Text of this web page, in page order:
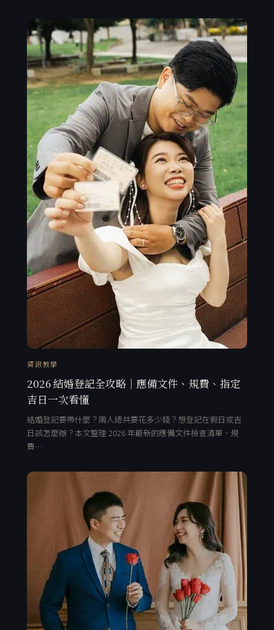
資訊教學
2026 結婚登記全攻略｜應備文件、規費、指定
吉日一次看懂
結婚登記要帶什麼？兩人總共要花多少錢？想登記在假日或吉
日該怎麼辦？本文整理 2026 年最新的應備文件檢查清單、規
費…